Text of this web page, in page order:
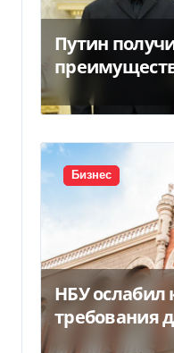
Путин
благодаря
США
Бизнес
НБУ ослабил
требования
и аграриев